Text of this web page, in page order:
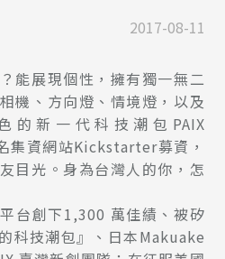
2017-08-11
能展現個性，擁有獨一無二
機、方向燈、情境燈，以及
的新一代科技潮包PAIX
集資網站Kickstarter募資，
目光。身為台灣人的你，怎
台創下1,300 萬佳績、被矽
科技潮包』、日本Makuake